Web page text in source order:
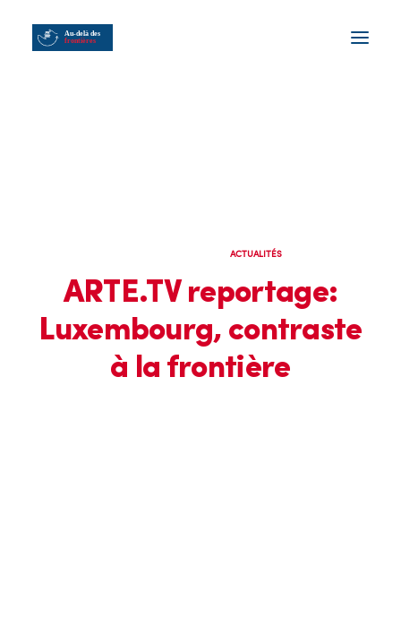
ACTUALITÉS
ARTE.TV reportage:
Luxembourg, contraste
à la frontière